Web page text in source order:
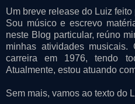
Um breve release do Luiz feito
Sou músico e escrevo
neste Blog particular, reúno
minhas atividades
carreira em 1976, tendo
Atualmente, estou atuando
Sem mais, vamos ao texto do